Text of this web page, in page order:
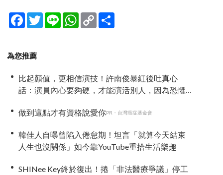
Facebook
TwitterLine WhatsApp
Copy
Link
為您推薦
比起顏值，更相信演技！許南俊暴紅後吐真心
話：演員內心要夠硬，才能演活別人，因為恐懼
做到這點才有資格說愛你PR・台灣癌症基金會
韓佳人自曝曾陷入倦怠期！坦言「就算今天結束
人生也沒關係」如今靠YouTube重拾生活樂趣
SHINee Key終於復出！捲「非法醫療爭議」停工